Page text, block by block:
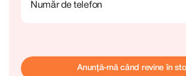
Număr de telefon
Anunță-mă când revine în